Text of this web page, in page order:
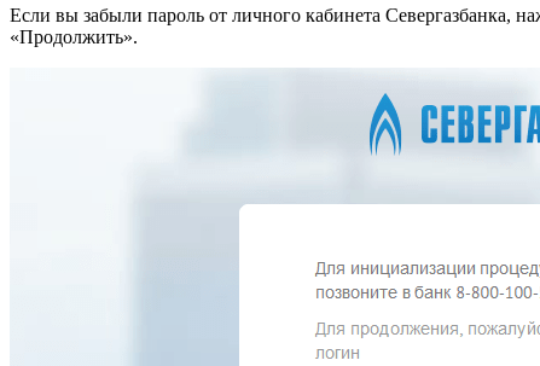
Если вы забыли пароль от личного кабинета Севергазбанка,
«Продолжить».